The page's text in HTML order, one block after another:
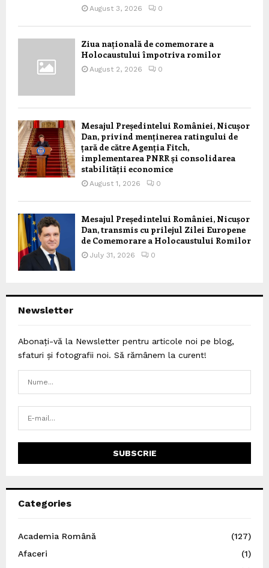
August 3, 2026 0
Ziua națională de comemorare a
Holocaustului împotriva romilor
August 2, 2026 0
Mesajul Președintelui României, Nicușor
Dan, privind menținerea ratingului de
țară de către Agenția Fitch,
implementarea PNRR și consolidarea
stabilității economice
August 1, 2026 0
Mesajul Președintelui României, Nicușor
Dan, transmis cu prilejul Zilei Europene
de Comemorare a Holocaustului Romilor
July 31, 2026 0
Newsletter
Abonați-vă la Newsletter pentru articole noi pe blog,
sfaturi și fotografii noi. Să rămânem la curent!
Categories
Academia Română
(127)
Afaceri
(1)